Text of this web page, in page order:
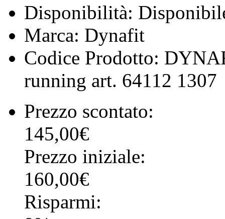
Disponibilità:
Marca: Dynafit
Codice Prodotto:
running art. 64112 1307
Prezzo scontato:
145,00€
Prezzo iniziale:
160,00€
Risparmi: